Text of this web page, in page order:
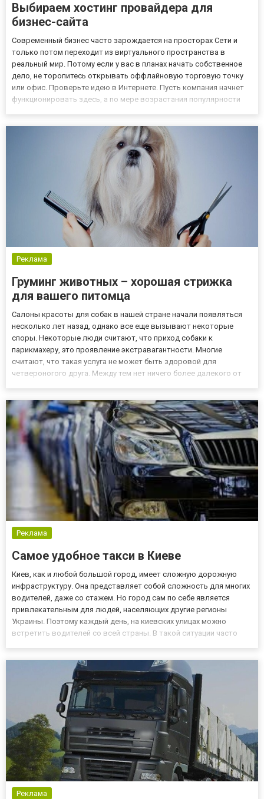
Выбираем хостинг провайдера для
бизнес-сайта
Современный бизнес часто зарождается на просторах Сети и
только потом переходит из виртуального пространства в
реальный мир. Потому если у вас в планах начать собственное
дело, не торопитесь открывать оффлайновую торговую точку
или офис. Проверьте идею в Интернете. Пусть компания начнет
функционировать здесь, а по мере возрастания популярности
Реклама
Груминг животных – хорошая стрижка
для вашего питомца
Салоны красоты для собак в нашей стране начали появляться
несколько лет назад, однако все еще вызывают некоторые
споры. Некоторые люди считают, что приход собаки к
парикмахеру, это проявление экстравагантности. Многие
считают, что такая услуга не может быть здоровой для
четвероногого друга. Между тем нет ничего более далекого от
быть активным. Г...
Реклама
Самое удобное такси в Киеве
Киев, как и любой большой город, имеет сложную дорожную
инфраструктуру. Она представляет собой сложность для многих
водителей, даже со стажем. Но город сам по себе является
привлекательным для людей, населяющих другие регионы
Украины. Поэтому каждый день, на киевских улицах можно
встретить водителей со всей страны. В такой ситуации часто
Реклама